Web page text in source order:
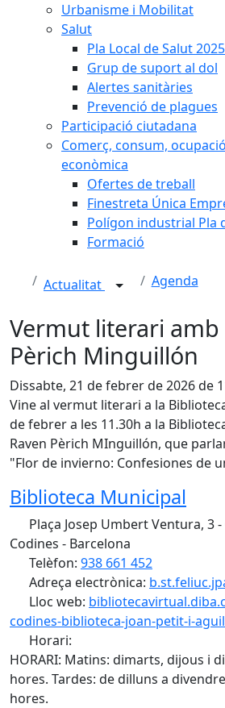
Urbanisme i Mobilitat
Salut
Pla Local de Salut
Grup de suport al dol
Alertes sanitàries
Prevenció de plagues
Participació ciutadana
Comerç, consum,
econòmica
Ofertes de treball
Finestreta Única
Polígon industrial Pla
Formació
Actualitat Agenda
Vermut literari amb
Pèrich Minguillón
Dissabte, 21 de febrer de 2026 de
Vine al vermut literari a la
de febrer a les 11.30h a la
Raven Pèrich MInguillón, que
"Flor de invierno: Confesiones de
Biblioteca Municipal
Plaça Josep Umbert Ventura, 3
Codines - Barcelona
Telèfon: 938 661 452
Adreça electrònica:
Lloc web:
codines-biblioteca-joan-petit-i-
Horari:
HORARI: Matins: dimarts, dijous i
hores. Tardes: de dilluns a
hores.